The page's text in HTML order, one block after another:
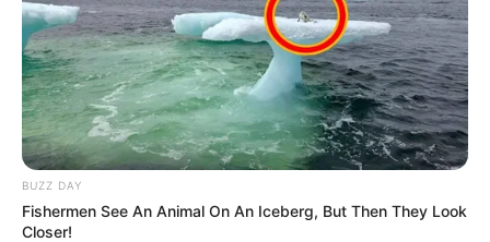
BUZZ DAY
Fishermen See An Animal On An Iceberg, But Then They Look
Closer!